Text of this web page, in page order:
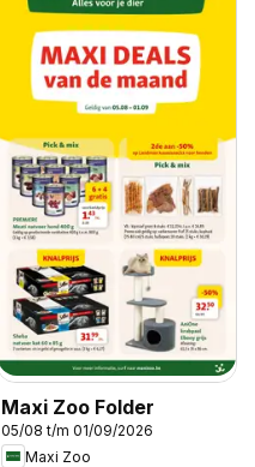
Maxi Zoo Folder
05/08 t/m 01/09/2026
Maxi Zoo